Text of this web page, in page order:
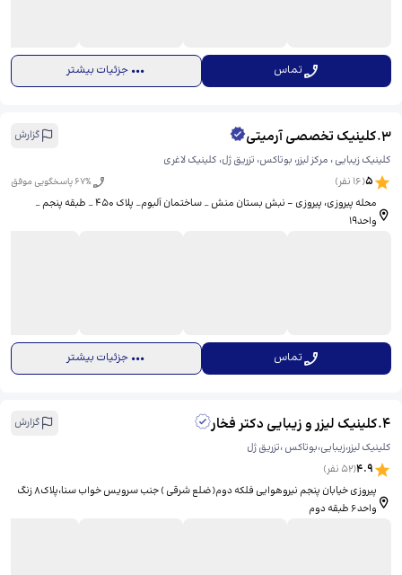
تماس جزئیات بیشتر
3
.کلینیک تخصصی آرمیتی
گزارش
کلینیک زیبایی ، مرکز لیزر، بوتاکس، تزریق ژل، کلینیک لاغری
5
(
16 نفر) 67% پاسخگویی موفق
محله پیروزی، پیروزی - نبش بستان منش _ ساختمان آلبوم_ پلاک ۴۵۰ _ طبقه پنجم _
واحد۱۹
تماس جزئیات بیشتر
4
.کلینیک لیزر و زیبایی دکتر فخار
گزارش
کلینیک لیزر،زیبایی،بوتاکس ،تزریق ژل
4.9
(
52 نفر)
پیروزی خیابان پنجم نیروهوایی فلکه دوم(ضلع شرقی ) جنب سرویس خواب سنا،پلاک۸ زنگ
واحد۶ طبقه دوم